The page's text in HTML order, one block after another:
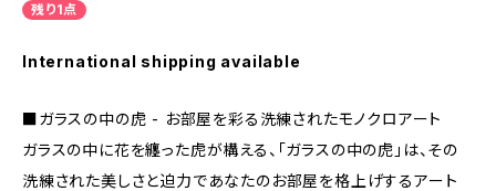
残り1点
International shipping available
■ガラスの中の虎 - お部屋を彩る洗練されたモノクロアート
ガラスの中に花を纏った虎が構える、「ガラスの中の虎」は、その
洗練された美しさと迫力であなたのお部屋を格上げするアート